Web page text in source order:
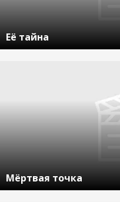
Её тайна
Мёртвая точка